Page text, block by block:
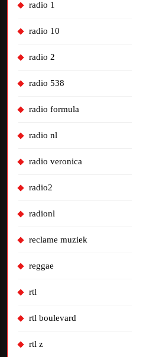
radio 1
radio 10
radio 2
radio 538
radio formula
radio nl
radio veronica
radio2
radionl
reclame muziek
reggae
rtl
rtl boulevard
rtl z